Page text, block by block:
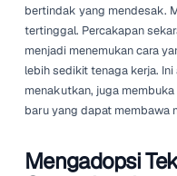
mencapai tingkat
hanya masalah lokal;
sewa merasakan
menyusut.
populasi yang
sewa kesulitan